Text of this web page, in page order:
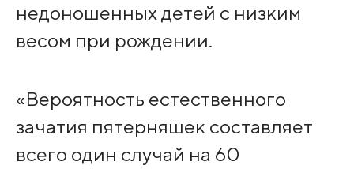
недоношенных детей с низким
весом при рождении.
«Вероятность естественного
зачатия пятерняшек составляет
всего один случай на 60